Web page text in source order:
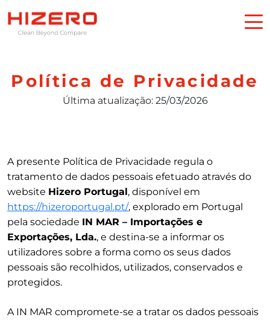
Política de Privacidade
Última atualização: 25/03/2026
A presente Política de Privacidade regula o
tratamento de dados pessoais efetuado através do
website Hizero Portugal, disponível em
https://hizeroportugal.pt/, explorado em Portugal
pela sociedade IN MAR – Importações e
Exportações, Lda., e destina-se a informar os
utilizadores sobre a forma como os seus dados
pessoais são recolhidos, utilizados, conservados e
protegidos.
A IN MAR compromete-se a tratar os dados pessoais